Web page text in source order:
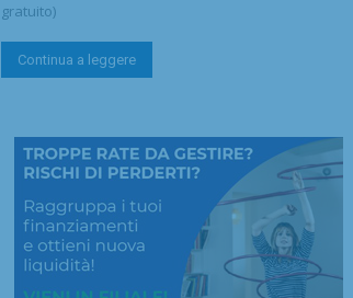
gratuito)
Continua a leggere